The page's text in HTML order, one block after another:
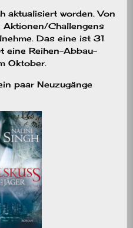
aktualisiert worden. Von
Aktionen/Challengens
Das eine ist 31
eine Reihen-Abbau-
Oktober.
paar Neuzugänge